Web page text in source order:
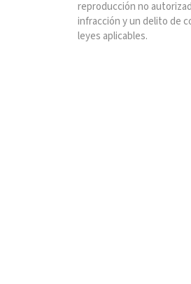
reproducción no
infracción y un delito de
leyes aplicables.